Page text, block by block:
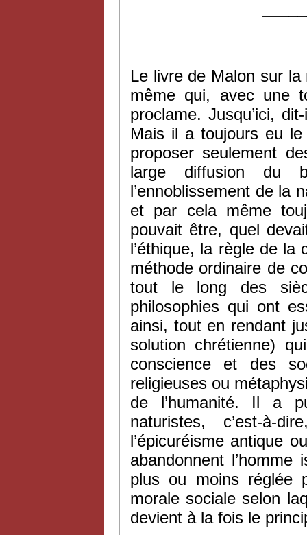
Le livre de Malon sur la
même qui, avec une
proclame. Jusqu’ici,
Mais il a toujours eu
proposer seulement
large diffusion du
l’ennoblissement de la
et par cela même
pouvait être, quel
l’éthique, la règle de la
méthode ordinaire de
tout le long des
philosophies qui ont
ainsi, tout en rendant
solution chrétienne)
conscience et des
religieuses ou
de l’humanité. Il a
naturistes, c’est-à-
l’épicuréisme antique
abandonnent
plus ou moins réglée
morale sociale selon
devient à la fois le